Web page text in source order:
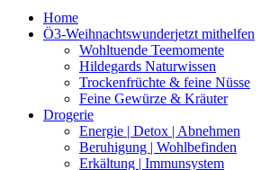
Home
Ö3-Weihnachtswunderjetzt mithelfen
Wohltuende Teemomente
Hildegards Naturwissen
Trockenfrüchte & feine Nüsse
Feine Gewürze & Kräuter
Drogerie
Energie | Detox | Abnehmen
Beruhigung | Wohlbefinden
Erkältung | Immunsystem